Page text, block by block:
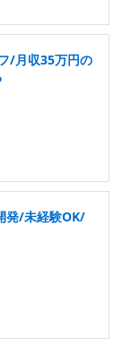
/月収35万円の
発/未経験OK/